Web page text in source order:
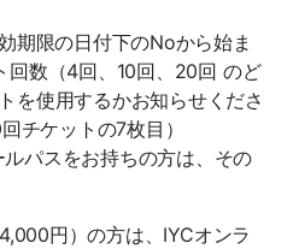
限の日付下のNoから始ま
回数（4回、10回、20回 のど
を使用するかお知らせくださ
チケットの7枚目）
パスをお持ちの方は、その
円）の方は、IYCオンラ